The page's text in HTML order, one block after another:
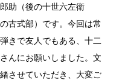
助（後の十世六左衛
古式部）です。今回は常
きで友人でもある、十二
んにお願いしました。文
させていただき、大変ご